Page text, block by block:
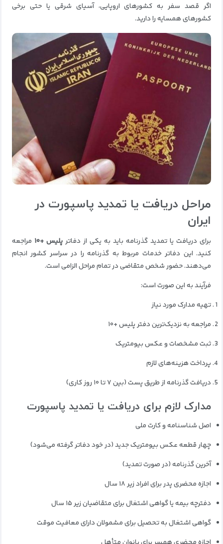
اگر قصد سفر به کشورهای اروپایی، آسیای شرقی یا حتی برخی
کشورهای همسایه را دارید.
مراحل دریافت یا تمدید پاسپورت در
ایران
برای دریافت یا تمدید گذرنامه باید به یکی از دفاتر پلیس +۱۰
مراجعه
کنید. این دفاتر خدمات مربوط به گذرنامه را در سراسر کشور انجام
می‌دهند. حضور شخص متقاضی در تمام مراحل الزامی است.
فرآیند به این صورت است:
تهیه مدارک مورد نیاز
مراجعه به نزدیک‌ترین دفتر پلیس +۱۰
ثبت مشخصات و عکس بیومتریک
پرداخت هزینه‌های لازم
دریافت گذرنامه از طریق پست (بین ۷ تا ۱۰ روز کاری)
مدارک لازم برای دریافت یا تمدید پاسپورت
اصل شناسنامه و کارت ملی
چهار قطعه عکس بیومتریک جدید (در خود دفاتر گرفته می‌شود)
آخرین گذرنامه (در صورت تمدید)
اجازه محضری پدر برای افراد زیر ۱۸ سال
دفترچه بیمه یا گواهی اشتغال برای متقاضیان زیر ۱۵ سال
گواهی اشتغال به تحصیل برای مشمولان دارای معافیت موقت